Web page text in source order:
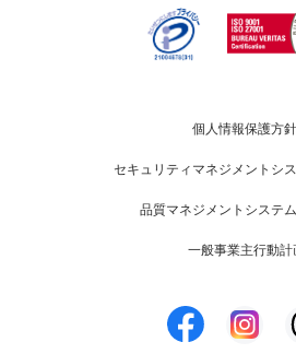
個人情報保護方針
セキュリティマネジメントシ
品質マネジメントシステ
一般事業主行動計